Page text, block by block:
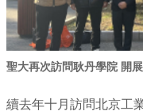
聖大再次訪問耿丹學院 開
續去年十月訪問北京工